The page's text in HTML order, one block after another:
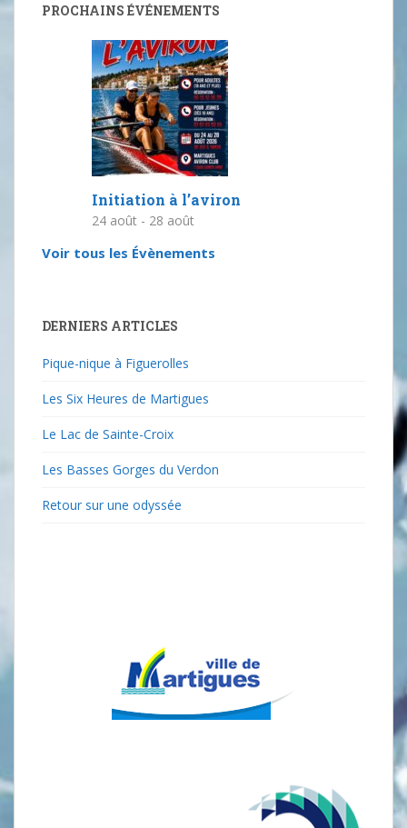
PROCHAINS ÉVÉNEMENTS
Initiation à l’aviron
24 août - 28 août
Voir tous les Évènements
DERNIERS ARTICLES
Pique-nique à Figuerolles
Les Six Heures de Martigues
Le Lac de Sainte-Croix
Les Basses Gorges du Verdon
Retour sur une odyssée